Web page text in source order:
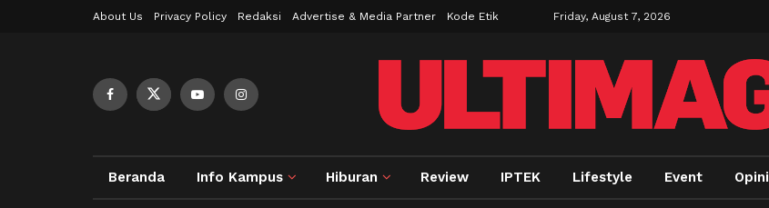
About Us Privacy Policy Redaksi Advertise & Media Partner Kode Etik Friday, August 7, 2026
Beranda Info Kampus Hiburan Review IPTEK Lifestyle Event Opini